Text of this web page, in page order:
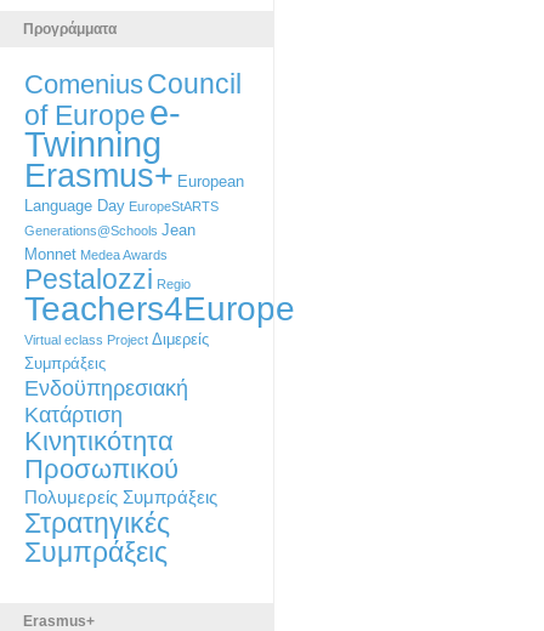
Προγράμματα
ComeniusCouncil
of Europee-
Twinning
Erasmus+ European
Language Day EuropeStARTS
Generations@Schools Jean
Monnet Medea Awards
Pestalozzi Regio
Teachers4Europe
Virtual eclass Project Διμερείς
Συμπράξεις
Ενδοϋπηρεσιακή
Κατάρτιση
Κινητικότητα
Προσωπικού
Πολυμερείς Συμπράξεις
Στρατηγικές
Συμπράξεις
Erasmus+